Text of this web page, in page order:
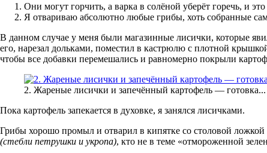
Они могут горчить, а варка в солёной уберёт горечь, и
Я отвариваю абсолютно любые грибы, хоть собранные
В данном случае у меня были магазинные лисички, которые
его, нарезал дольками, поместил в кастрюлю с плотной
чтобы все добавки перемешались и равномерно покрыли
2. Жареные лисички и запечённый картофель —
Пока картофель запекается в духовке, я занялся лисичками.
Грибы хорошо промыл и отварил в кипятке со столовой
(стебли петрушки и укропа), кто не в теме «отмороженной